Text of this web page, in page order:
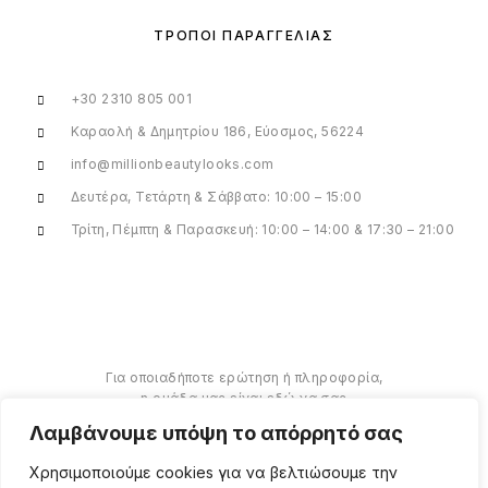
Λαμβάνουμε υπόψη το απόρρητό σας
Χρησιμοποιούμε cookies για να βελτιώσουμε την
ΤΡΌΠΟΙ ΠΑΡΑΓΓΕΛΊΑΣ
+30 2310 805 001
Καραολή & Δημητρίου 186, Εύοσμος, 56224
info@millionbeautylooks.com
Δευτέρα, Τετάρτη & Σάββατο: 10:00 – 15:00
Τρίτη, Πέμπτη & Παρασκευή: 10:00 – 14:00 & 17:30 – 21:00
Για οποιαδήποτε ερώτηση ή πληροφορία,
η ομάδα μας είναι εδώ να σας
βοηθήσουμε.
ΠΕΡΙΣΣΌΤΕΡΑ